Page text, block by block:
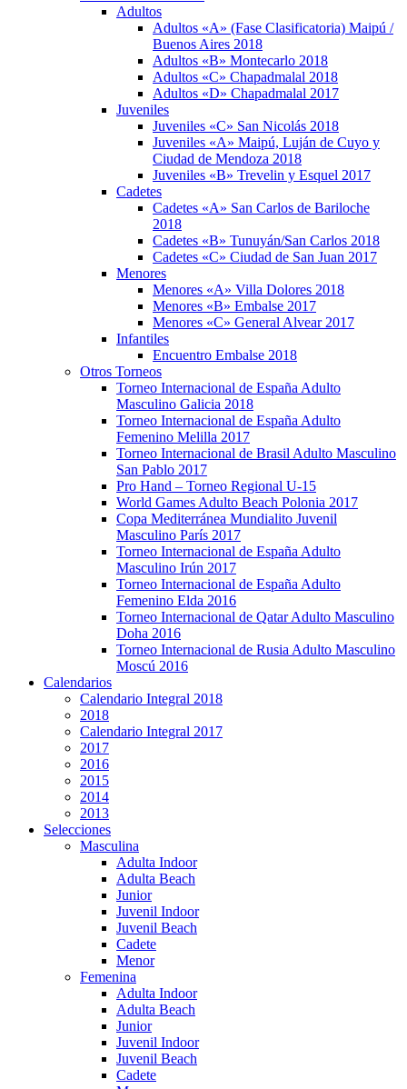
Adultos
Adultos «A» (Fase Clasificatoria) Maipú /
Buenos Aires 2018
Adultos «B» Montecarlo 2018
Adultos «C» Chapadmalal 2018
Adultos «D» Chapadmalal 2017
Juveniles
Juveniles «C» San Nicolás 2018
Juveniles «A» Maipú, Luján de Cuyo y
Ciudad de Mendoza 2018
Juveniles «B» Trevelin y Esquel 2017
Cadetes
Cadetes «A» San Carlos de Bariloche
2018
Cadetes «B» Tunuyán/San Carlos 2018
Cadetes «C» Ciudad de San Juan 2017
Menores
Menores «A» Villa Dolores 2018
Menores «B» Embalse 2017
Menores «C» General Alvear 2017
Infantiles
Encuentro Embalse 2018
Otros Torneos
Torneo Internacional de España Adulto
Masculino Galicia 2018
Torneo Internacional de España Adulto
Femenino Melilla 2017
Torneo Internacional de Brasil Adulto Masculino
San Pablo 2017
Pro Hand – Torneo Regional U-15
World Games Adulto Beach Polonia 2017
Copa Mediterránea Mundialito Juvenil
Masculino París 2017
Torneo Internacional de España Adulto
Masculino Irún 2017
Torneo Internacional de España Adulto
Femenino Elda 2016
Torneo Internacional de Qatar Adulto Masculino
Doha 2016
Torneo Internacional de Rusia Adulto Masculino
Moscú 2016
Calendarios
Calendario Integral 2018
2018
Calendario Integral 2017
2017
2016
2015
2014
2013
Selecciones
Masculina
Adulta Indoor
Adulta Beach
Junior
Juvenil Indoor
Juvenil Beach
Cadete
Menor
Femenina
Adulta Indoor
Adulta Beach
Junior
Juvenil Indoor
Juvenil Beach
Cadete